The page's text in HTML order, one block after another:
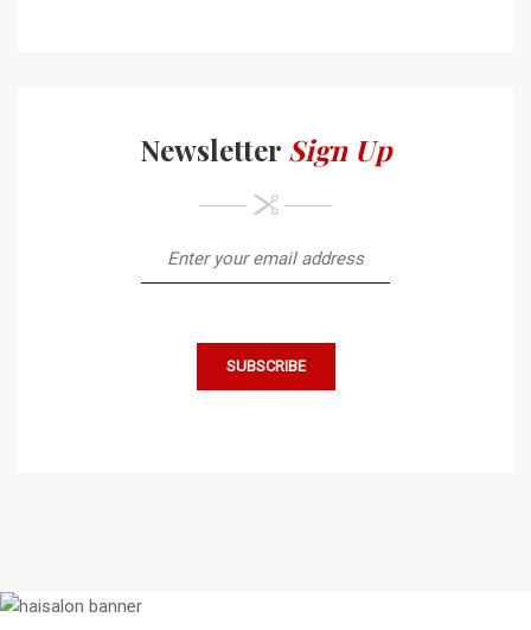
Newsletter Sign Up